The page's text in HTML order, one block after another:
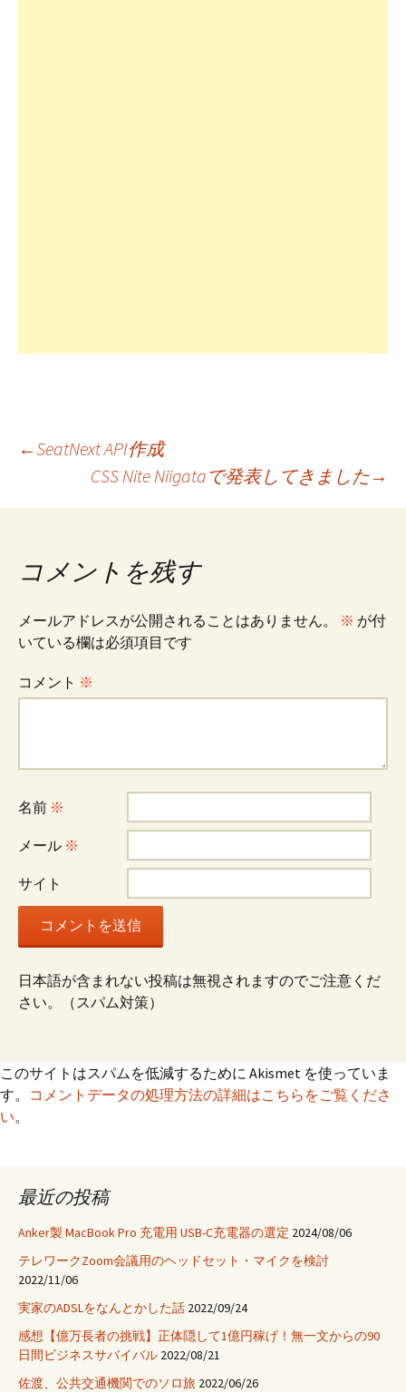
投
稿
ナ
ビ
ゲ
シ
ョ
ン
←SeatNext API作成
CSS Nite Niigataで発表してきました→
コメントを残す
メールアドレスが公開されることはありません。 ※ が付
いている欄は必須項目です
コメント ※
名前 ※
メール ※
サイト
日本語が含まれない投稿は無視されますのでご注意くだ
さい。（スパム対策）
このサイトはスパムを低減するために Akismet を使っていま
す。 コメントデータの処理方法の詳細はこちらをご覧くださ
い。
最近の投稿
Anker製 MacBook Pro 充電用 USB-C充電器の選定 2024/08/06
テレワークZoom会議用のヘッドセット・マイクを検討
2022/11/06
実家のADSLをなんとかした話 2022/09/24
感想【億万長者の挑戦】正体隠して1億円稼げ！無一文からの90
日間ビジネスサバイバル 2022/08/21
佐渡、公共交通機関でのソロ旅 2022/06/26